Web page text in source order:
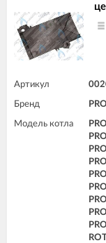
Артикул
Бренд
Модель котла